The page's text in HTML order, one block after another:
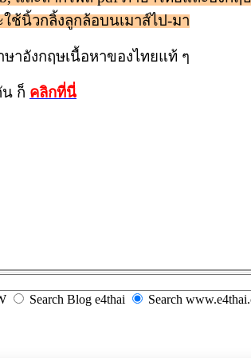
ใช้นิ้วกลิ้งลูกล้อบนเมาส์ไป-มา
าอังกฤษเนื้อหาของไทยแท้ ๆ
ก็ คลิกที่นี่
Search Blog e4thai Search